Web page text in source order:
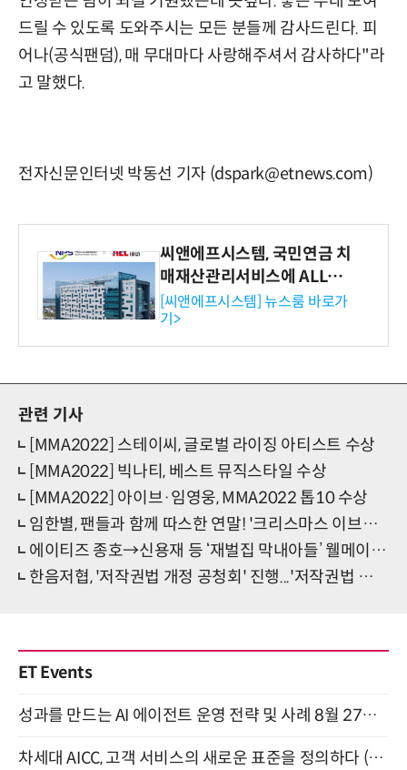
드릴 수 있도록 도와주시는 모든 분들께 감사드린다. 피
어나(공식팬덤), 매 무대마다 사랑해주셔서 감사하다"라
고 말했다.
전자신문인터넷 박동선 기자 (dspark@etnews.com)
씨앤에프시스템, 국민연금 치
매재산관리서비스에 ALL# E
RP 공급
[씨앤에프시스템] 뉴스룸 바로가
기>
관련 기사
[MMA2022] 스테이씨, 글로벌 라이징 아티스트 수상
[MMA2022] 빅나티, 베스트 뮤직스타일 수상
[MMA2022] 아이브·임영웅, MMA2022 톱10 수상
임한별, 팬들과 함께 따스한 연말! '크리스마스 이브닝 스타' 개최
에이티즈 종호→신용재 등 ‘재벌집 막내아들’ 웰메이드 OST 예고
한음저협, '저작권법 개정 공청회' 진행...'저작권법 개정 필요'
ET Events
성과를 만드는 AI 에이전트 운영 전략 및 사례 8월 27일 개최
차세대 AICC, 고객 서비스의 새로운 표준을 정의하다 (9/9)